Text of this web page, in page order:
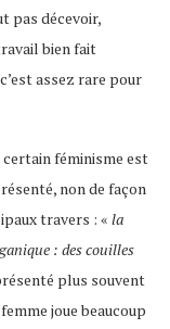
pas décevoir,
bien fait
assez rare pour
certain féminisme est
non de façon
travers : « la
: des couilles
plus souvent
joue beaucoup